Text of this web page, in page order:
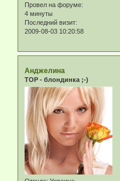
Провел на форуме:
4 минуты
Последний визит:
2009-08-03 10:20:58
Анджелина
TOP - блондинка ;-)